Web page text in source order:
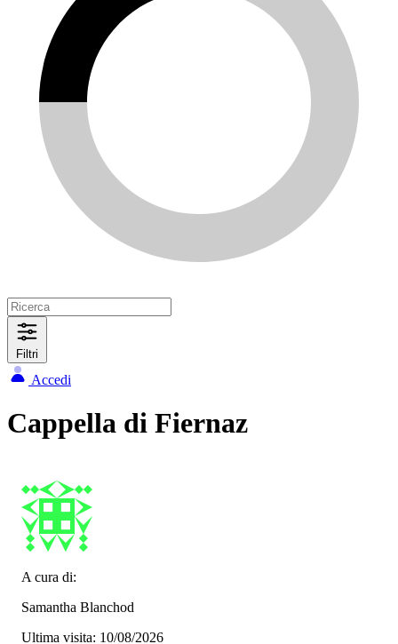
Filtri
Accedi
Cappella di Fiernaz
A cura di:
Samantha Blanchod
Ultima visita: 10/08/2026